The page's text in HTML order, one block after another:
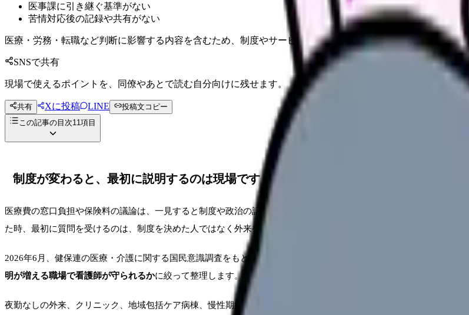
医事課に引き継ぐ基準がない
苦情対応後の記録や共有がない
医療・労務・転職など判断に影響する内容を含むため、制度やサービスの最新条件は公的機関・勤務先・各
SNSで共有
現場で使えるポイントを、同僚やあとで読む自分向けに残せます。
共有 Xに投稿 LINE
投稿文コピー
この記事の目次11項目
制度が変わると、最初に説明するのは現場です
医療費の窓口負担や保険料の議論は、一見すると制度や政治の話に見えます。しかし看護師の現場にも影響します
た時、最初に質問を受けるのは、制度を決めた人ではなく外来や病棟の現場だからです。
2026年6月、健保連の医療・介護に関する国民意識調査をもとに、医療費が増える中で窓口負担や保険料をどう考え
明が増える職場で看護師が守られるかに絞って整理します。
夜勤なしの外来、クリニック、地域包括ケア病棟、慢性期病棟へ移りたい看護師さんほど、患者説明の分担を見てお